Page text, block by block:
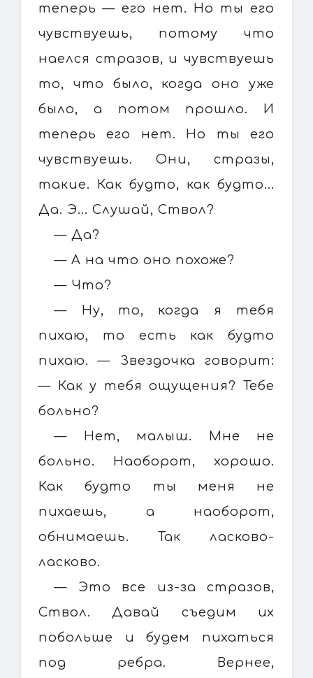
теперь — его нет. Но ты его
чувствуешь, потому что
наелся стразов, и чувствуешь
то, что было, когда оно уже
было, а потом прошло. И
теперь его нет. Но ты его
чувствуешь. Они, стразы,
такие. Как будто, как будто...
Да. Э... Слушай, Ствол?
— Да?
— А на что оно похоже?
— Что?
— Ну, то, когда я тебя
пихаю, то есть как будто
пихаю. — Звездочка говорит:
— Как у тебя ощущения? Тебе
больно?
— Нет, малыш. Мне не
больно. Наоборот, хорошо.
Как будто ты меня не
пихаешь, а наоборот,
обнимаешь. Так ласково-
ласково.
— Это все из-за стразов,
Ствол. Давай съедим их
побольше и будем пихаться
под ребра. Вернее,